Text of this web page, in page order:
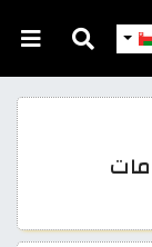
| خصومات